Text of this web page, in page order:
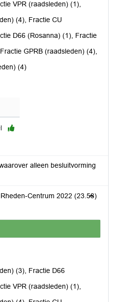
VPR (raadsleden) (1),
(4), Fractie CU
D66 (Rosanna) (1), Fractie
GPRB (raadsleden) (4),
(4)
alleen besluitvorming
Centrum 2022 (23.58)
(3), Fractie D66
VPR (raadsleden) (1),